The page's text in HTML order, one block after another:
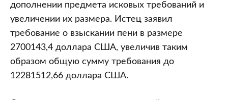
дополнении предмета исковых требований и
увеличении их размера. Истец заявил
требование о взыскании пени в размере
2700143,4 доллара США, увеличив таким
образом общую сумму требования до
12281512,66 доллара США.